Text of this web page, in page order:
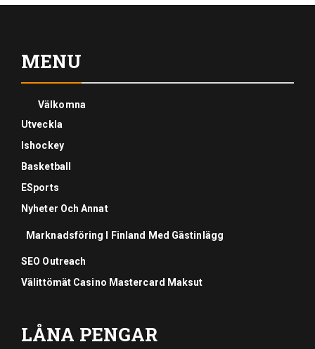
MENU
Välkomna
Utveckla
Ishockey
Basketball
ESports
Nyheter Och Annat
Marknadsföring I Finland Med Gästinlägg
SEO Outreach
Välittömät Casino Mastercard Maksut
LÅNA PENGAR